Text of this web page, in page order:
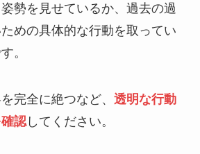
勢を見せているか、過去の過
めの具体的な行動を取ってい
。
完全に絶つなど、 透明な行動
認してください。